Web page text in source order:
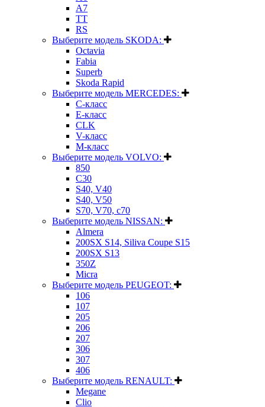
A7
TT
RS
Выберите модель SKODA:
Octavia
Fabia
Superb
Skoda Rapid
Выберите модель MERCEDES:
C-класс
E-класс
CLK
V-класс
M-класс
Выберите модель VOLVO:
850
C30
S40, V40
S40, V50
S70, V70, c70
Выберите модель NISSAN:
Almera
200SX S14, Siliva Coupe S15
200SX S13
350Z
Micra
Выберите модель PEUGEOT:
106
107
205
206
207
306
307
406
Выберите модель RENAULT:
Megane
Clio